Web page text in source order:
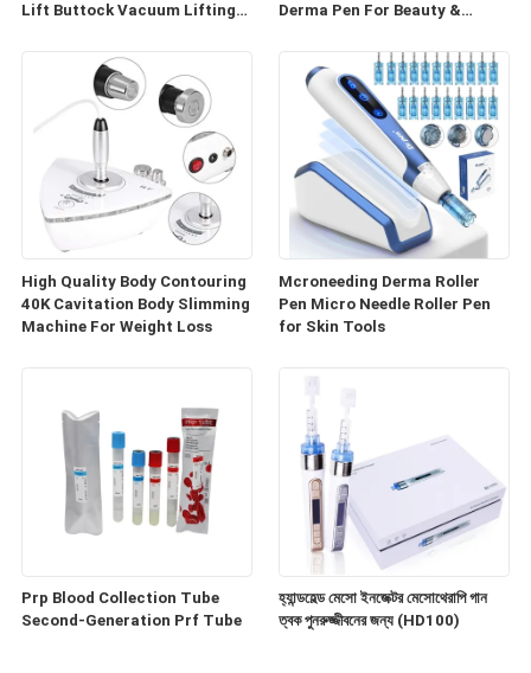
Lift Buttock Vacuum Lifting
Enlargement Machine
Derma Pen For Beauty &
High Quality Body Contouring
40K Cavitation Body Slimming
Machine For Weight Loss
Mcroneeding Derma Roller
Pen Micro Needle Roller Pen
for Skin Tools
Prp Blood Collection Tube
Second-Generation Prf Tube
হ্যান্ডহেল্ড মেসো ইনজেক্টর মেসোথেরাপি গান
ত্বক পুনরুজ্জীবনের জন্য (HD100)